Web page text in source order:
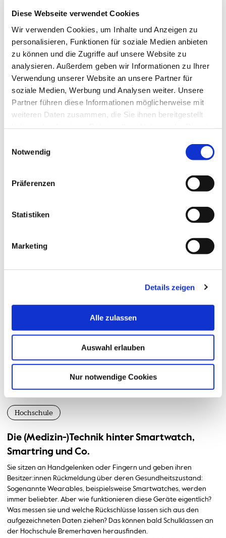
Diese Webseite verwendet Cookies
Wir verwenden Cookies, um Inhalte und Anzeigen zu
personalisieren, Funktionen für soziale Medien anbieten
zu können und die Zugriffe auf unsere Website zu
analysieren. Außerdem geben wir Informationen zu Ihrer
Verwendung unserer Website an unsere Partner für
soziale Medien, Werbung und Analysen weiter. Unsere
Partner führen diese Informationen möglicherweise mit
weiteren Daten zusammen, die Sie ihnen bereitgestellt
Notwendig
Präferenzen
Statistiken
Marketing
Details zeigen
Alle zulassen
Auswahl erlauben
Nur notwendige Cookies
© Symbolbild: Pixabay
Hochschule
Achtung: Die Bibliothek ist bis einschließlich 4.
August geschlossen
Aufgrund von Bauarbeiten muss die Bremerhavener Teilbibliothek
der Staats- und Universitätsbibliothek Bremen von am Donnerstag,
29. Juli 2026
Hochschule
Die (Medizin-)Technik hinter Smartwatch,
Smartring und Co.
Sie sitzen an Handgelenken oder Fingern und geben ihren
Besitzer:innen Rückmeldung über deren Gesundheitszustand:
Sogenannte Wearables, beispielsweise Smartwatches, werden
immer beliebter. Aber wie funktionieren diese Geräte eigentlich?
Was messen sie und welche Rückschlüsse lassen sich aus den
aufgezeichneten Daten ziehen? Das können bald Schulklassen an
der Hochschule Bremerhaven herausfinden.